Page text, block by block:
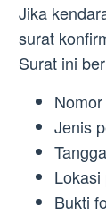
Jika
surat
Surat ini
Jenis
Lokasi
Bukti